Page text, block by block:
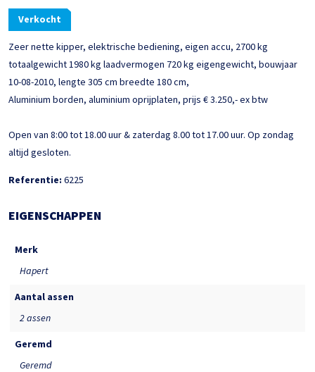
Verkocht
Zeer nette kipper, elektrische bediening, eigen accu, 2700 kg
totaalgewicht 1980 kg laadvermogen 720 kg eigengewicht, bouwjaar
10-08-2010, lengte 305 cm breedte 180 cm,
Aluminium borden, aluminium oprijplaten, prijs € 3.250,- ex btw
Open van 8:00 tot 18.00 uur & zaterdag 8.00 tot 17.00 uur. Op zondag
altijd gesloten.
Referentie: 6225
EIGENSCHAPPEN
Merk
Hapert
Aantal assen
2 assen
Geremd
Geremd